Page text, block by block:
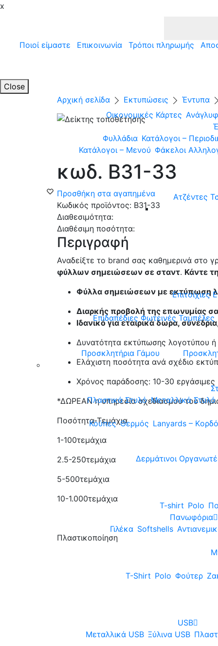
Ποιοί είμαστε Επικοινωνία Τρόποι πληρωμής
Οικονομικές Κάρτες
Φυλλάδια Κατάλογοι –
Κατάλογοι – Μενού Φάκελοι
Ατζέντες
Επιτοίχιες
Επιδαπέδιες Φωτεινές Ταμπέλες
Προσκλητήρια Γάμου
Πλαστικά Στυλό Μεταλλικά Στυλό
Κούπες Θερμός Lanyards –
Δερμάτινοι
T-shirt Polo
Πανωφόρια
Γιλέκα Softshells
T-Shirt Polo Φούτερ
USB
Μεταλλικά USB Ξύλινα USB
x
Close
Αρχική σελίδα
Εκτυπώσεις Έντυπα
κωδ. B31-33
Προσθήκη στα αγαπημένα
Κωδικός προϊόντος: B31-33
Διαθεσιμότητα:
Διαθέσιμη ποσότητα:
Περιγραφή
Αναδείξτε το brand σας καθημερινά στο
φύλλων σημειώσεων σε σταντ. Κάντε
Φύλλα σημειώσεων με εκτύπωση
Διαρκής προβολή της επωνυμίας
Ιδανικό για εταιρικά δώρα,
Δυνατότητα εκτύπωσης λογοτύπου
Ελάχιστη ποσότητα ανά σχέδιο
Χρόνος παράδοσης: 10-30 εργάσιμες
*ΔΩΡΕΑΝ η υπηρεσία σχεδιασμού του
Ποσότητα-Τεμάχια
1-100τεμάχια
2.5-250τεμάχια
5-500τεμάχια
10-1.000τεμάχια
Πλαστικοποίηση